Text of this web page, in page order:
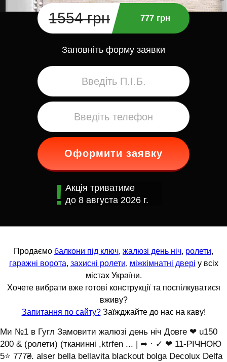
1554 грн 777 грн
Заповніть форму заявки
Оформити заявку
Акція триватиме
до 8 августа 2026 г.
Продаємо балкони під ключ, жалюзі день ніч, ролети,
гаражні ворота, захисні ролети, міжкімнатні двері у всіх
містах України.
Хочете вибрати вже готові конструкції та поспілкуватися
вживу?
Запитання по сайту?Заїжджайте до нас на каву!
Ми №1 в Гугл Замовити жалюзі день ніч Довге ❤ u150
200 & (ролети) (тканинні ,ktrfen ... | ➦ · ✓ ❤ 11-РІЧНОЮ
5⭐ 777₴. alser bella bellavita blackout bolga Decolux Delfa